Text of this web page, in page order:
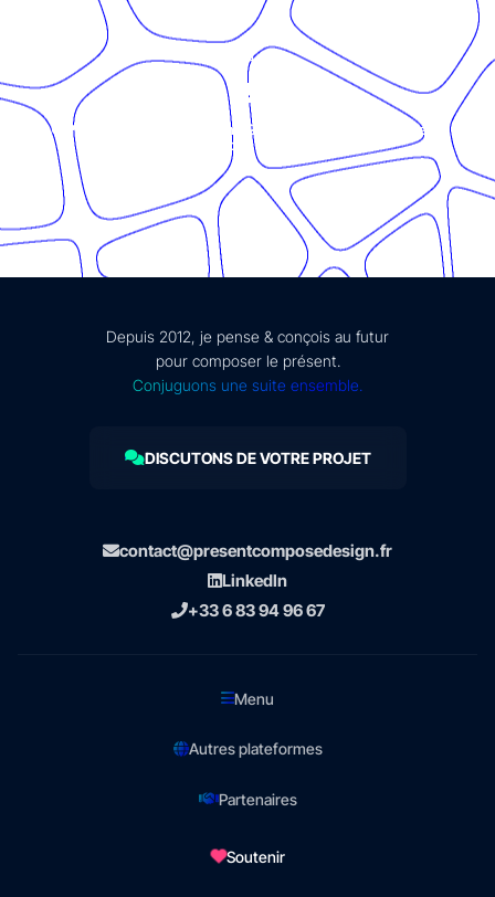
© Présent Composé design - 2024 - Tous droits réservés -
mentions légales
Depuis 2012, je pense & conçois au futur
pour composer le présent.
Conjuguons une suite ensemble.
DISCUTONS DE VOTRE PROJET
contact@presentcomposedesign.fr
LinkedIn
+33 6 83 94 96 67
Menu
Autres plateformes
Partenaires
Soutenir